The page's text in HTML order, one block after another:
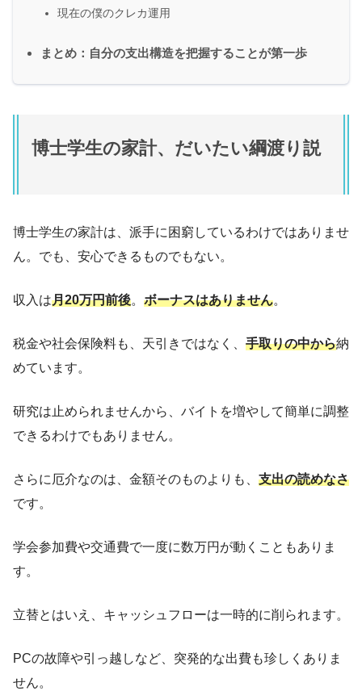
現在の僕のクレカ運用
まとめ：自分の支出構造を把握することが第一歩
博士学生の家計、だいたい綱渡り説
博士学生の家計は、派手に困窮しているわけではありませ
ん。でも、安心できるものでもない。
収入は月20万円前後。 ボーナスはありません。
税金や社会保険料も、天引きではなく、 手取りの中から納
めています。
研究は止められませんから、バイトを増やして簡単に調整
できるわけでもありません。
さらに厄介なのは、金額そのものよりも、 支出の読めなさ
です。
学会参加費や交通費で一度に数万円が動くこともありま
す。
立替とはいえ、キャッシュフローは一時的に削られます。
PCの故障や引っ越しなど、突発的な出費も珍しくありま
せん。